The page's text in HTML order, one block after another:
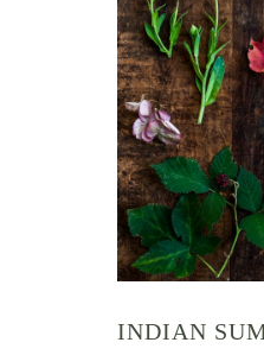
INDIAN